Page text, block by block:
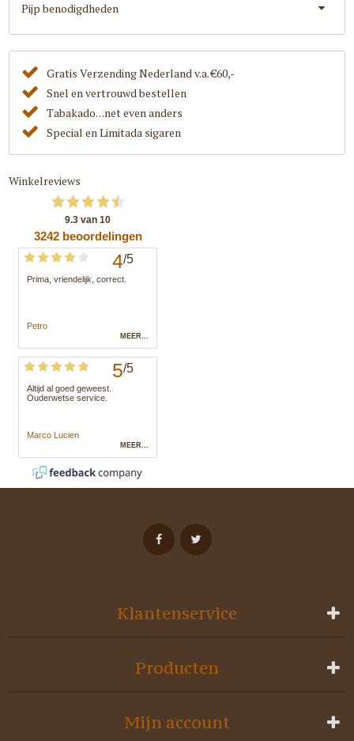
Pijp benodigdheden
Gratis Verzending Nederland v.a. €60,-
Snel en vertrouwd bestellen
Tabakado. . .net even anders
Special en Limitada sigaren
Winkelreviews
Klantenservice
Producten
Mijn account